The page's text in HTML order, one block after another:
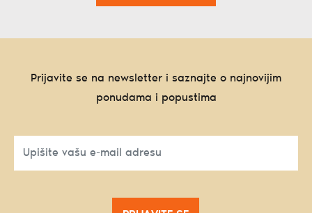
Prijavite se na newsletter i saznajte o najnovijim
ponudama i popustima